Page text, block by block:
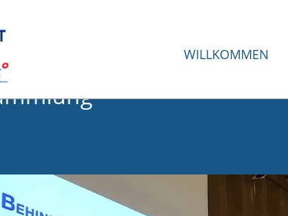
WILLKOMMEN